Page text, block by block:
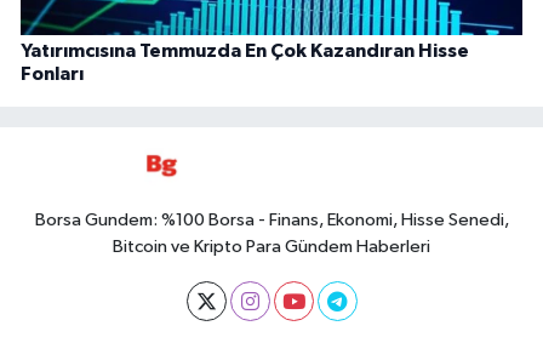
Yatırımcısına Temmuzda En Çok Kazandıran Hisse
Fonları
Borsa Gundem: %100 Borsa - Finans, Ekonomi, Hisse Senedi,
Bitcoin ve Kripto Para Gündem Haberleri